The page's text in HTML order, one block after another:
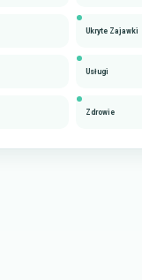
Ukryte Zajawki
Usługi
Zdrowie